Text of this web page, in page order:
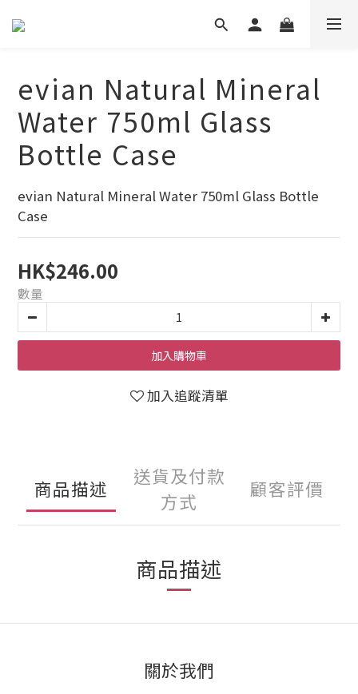
evian Natural Mineral
Water 750ml Glass
Bottle Case
evian Natural Mineral Water 750ml Glass Bottle
Case
HK$246.00
數量
加入購物車
加入追蹤清單
商品描述
送貨及付款
方式
顧客評價
商品描述
關於我們